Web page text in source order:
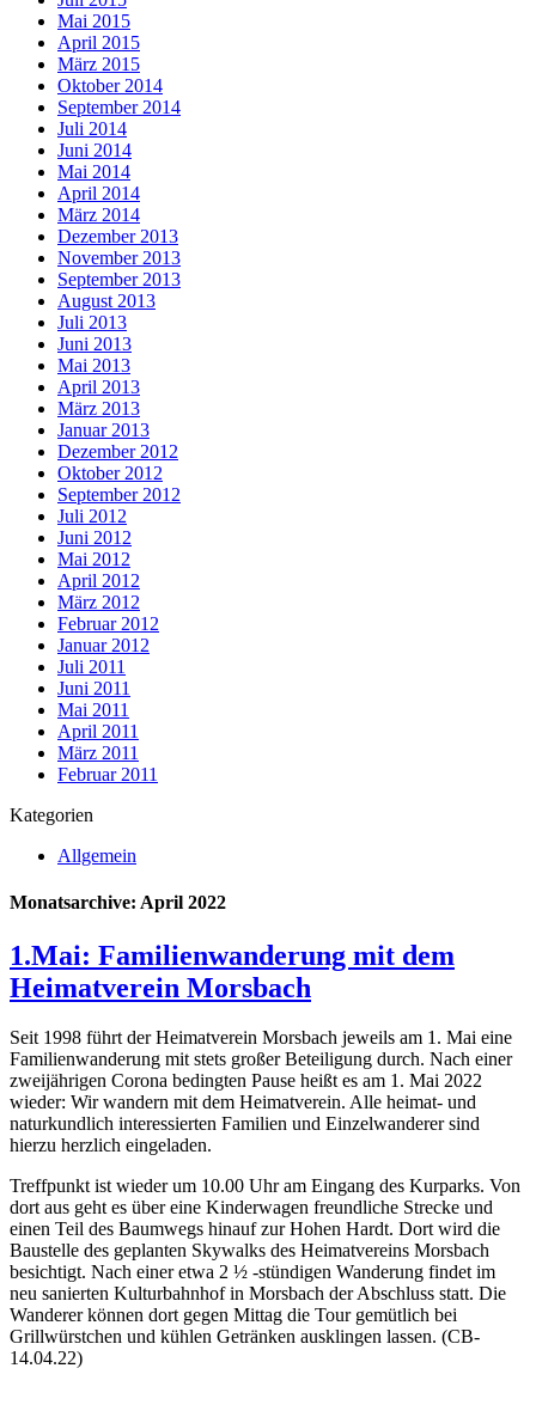
Mai 2015
April 2015
März 2015
Oktober 2014
September 2014
Juli 2014
Juni 2014
Mai 2014
April 2014
März 2014
Dezember 2013
November 2013
September 2013
August 2013
Juli 2013
Juni 2013
Mai 2013
April 2013
März 2013
Januar 2013
Dezember 2012
Oktober 2012
September 2012
Juli 2012
Juni 2012
Mai 2012
April 2012
März 2012
Februar 2012
Januar 2012
Juli 2011
Juni 2011
Mai 2011
April 2011
März 2011
Februar 2011
Kategorien
Allgemein
Monatsarchive: April 2022
1.Mai: Familienwanderung mit dem
Heimatverein Morsbach
Seit 1998 führt der Heimatverein Morsbach jeweils am 1. Mai eine
Familienwanderung mit stets großer Beteiligung durch. Nach einer
zweijährigen Corona bedingten Pause heißt es am 1. Mai 2022
wieder: Wir wandern mit dem Heimatverein. Alle heimat- und
naturkundlich interessierten Familien und Einzelwanderer sind
hierzu herzlich eingeladen.
Treffpunkt ist wieder um 10.00 Uhr am Eingang des Kurparks. Von
dort aus geht es über eine Kinderwagen freundliche Strecke und
einen Teil des Baumwegs hinauf zur Hohen Hardt. Dort wird die
Baustelle des geplanten Skywalks des Heimatvereins Morsbach
besichtigt. Nach einer etwa 2 ½ -stündigen Wanderung findet im
neu sanierten Kulturbahnhof in Morsbach der Abschluss statt. Die
Wanderer können dort gegen Mittag die Tour gemütlich bei
Grillwürstchen und kühlen Getränken ausklingen lassen. (CB-
14.04.22)